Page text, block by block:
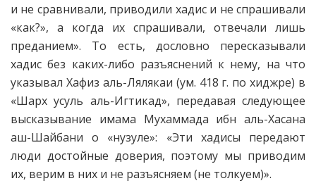
и не сравнивали, приводили хадис и не спрашивали
«как?», а когда их спрашивали, отвечали лишь
преданием». То есть, дословно пересказывали
хадис без каких-либо разъяснений к нему, на что
указывал Хафиз аль-Лялякаи (ум. 418 г. по хиджре) в
«Шарх усуль аль-Игтикад», передавая следующее
высказывание имама Мухаммада ибн аль-Хасана
аш-Шайбани о «нузуле»: «Эти хадисы передают
люди достойные доверия, поэтому мы приводим
их, верим в них и не разъясняем (не толкуем)».